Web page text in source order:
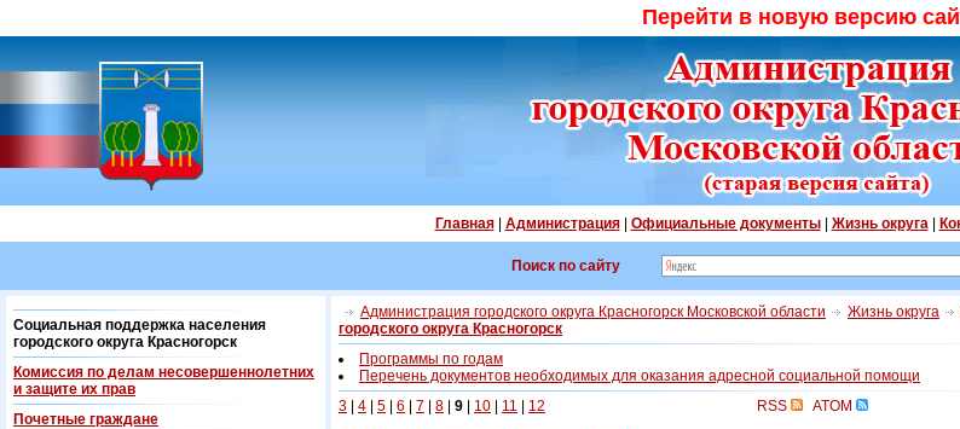
Перейти в новую версию
Главная| Администрация| Официальные документы| Жизнь округа|
Поиск по сайту
Социальная поддержка населения
городского округа Красногорск
Комиссия по делам несовершеннолетних
и защите их прав
Почетные граждане
Администрация городского округа Красногорск Московской области Жизнь округа
городского округа Красногорск
Программы по годам
Перечень документов необходимых для оказания адресной социальной помощи
3
4 5 6 7 8 9 10 11 12 RSS ATOM